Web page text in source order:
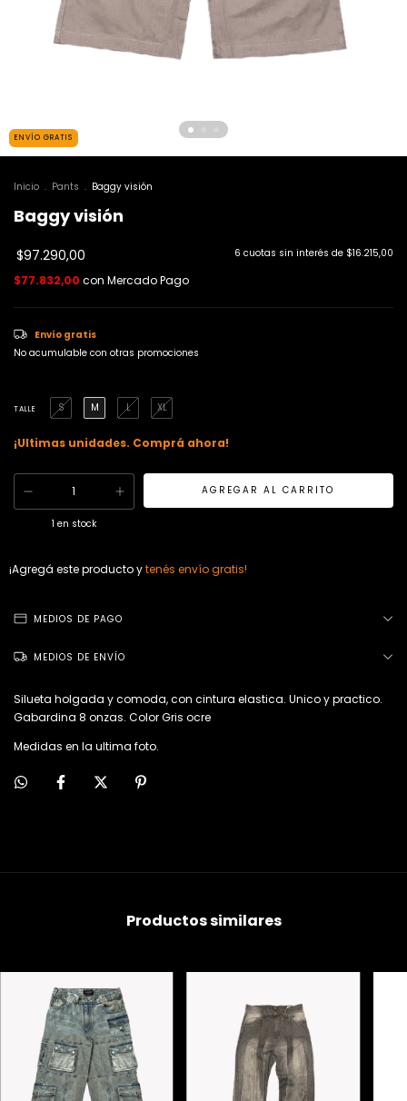
ENVÍO GRATIS
Inicio . Pants . Baggy visión
Baggy visión
$97.290,00 6 cuotas sin interés de $16.215,00
$77.832,00 con Mercado Pago
Envío gratis
No acumulable con otras promociones
TALLE S M L XL
¡Ultimas unidades. Comprá ahora!
1 en stock
¡Agregá este producto ytenés envío gratis!
MEDIOS DE PAGO
MEDIOS DE ENVÍO
Silueta holgada y comoda, con cintura elastica. Unico y practico.
Gabardina 8 onzas. Color Gris ocre
Medidas en la ultima foto.
Productos similares